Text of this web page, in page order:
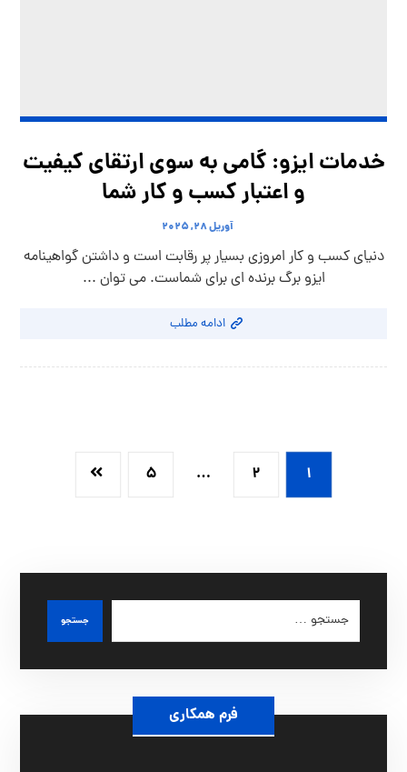
خدمات ایزو: گامی به سوی ارتقای کیفیت
و اعتبار کسب و کار شما
آوریل ۲۸, ۲۰۲۵
دنیای کسب و کار امروزی بسیار پر رقابت است و داشتن گواهینامه
ایزو برگ برنده ای برای شماست. می توان ...
ادامه مطلب
۱ ۲ … ۵
جستجو
فرم همکاری